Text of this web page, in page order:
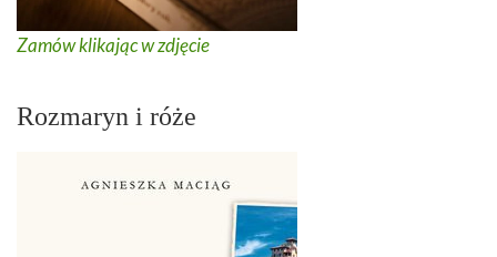
Zamów klikając w zdjęcie
Rozmaryn i róże